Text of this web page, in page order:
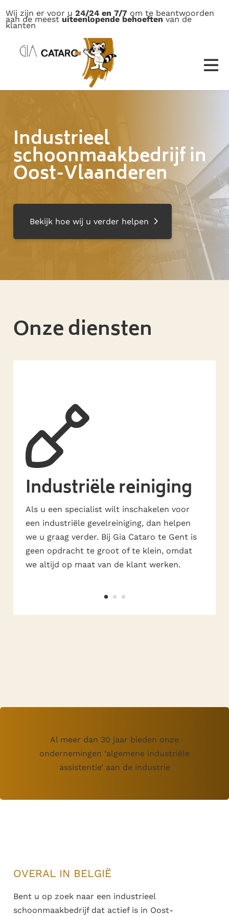
Wij zijn er voor u24/24 en 7/7 om te beantwoorden
aan de meestuiteenlopende behoeftenvan de
klanten
Industrieel
schoonmaakbedrijf in
Oost-Vlaanderen
Bekijk hoe wij u verder helpen
Onze diensten
Industriële reiniging
Als u een specialist wilt inschakelen voor
een industriële gevelreiniging, dan helpen
we u graag verder. Bij Gia Cataro te Gent is
geen opdracht te groot of te klein, omdat
we altijd op maat van de klant werken.
Al meer dan 30 jaar bieden onze
ondernemingen ‘algemene industriële
assistentie’ aan de industrie
OVERAL IN BELGIË
Bent u op zoek naar een industrieel
schoonmaakbedrijf dat actief is in Oost-